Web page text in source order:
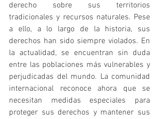
derecho sobre sus territorios
tradicionales y recursos naturales. Pese
a ello, a lo largo de la historia, sus
derechos han sido siempre violados. En
la actualidad, se encuentran sin duda
entre las poblaciones más vulnerables y
perjudicadas del mundo. La comunidad
internacional reconoce ahora que se
necesitan medidas especiales para
proteger sus derechos y mantener sus